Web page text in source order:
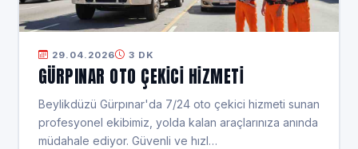
29.04.2026 3 DK
GÜRPINAR OTO ÇEKICI HIZMETI
Beylikdüzü Gürpınar'da 7/24 oto çekici hizmeti sunan
profesyonel ekibimiz, yolda kalan araçlarınıza anında
müdahale ediyor. Güvenli ve hızl…